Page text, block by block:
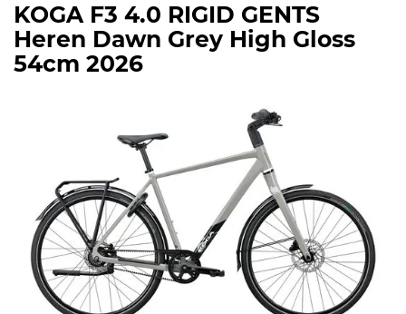
KOGA F3 4.0 RIGID GENTS
Heren Dawn Grey High Gloss
54cm 2026